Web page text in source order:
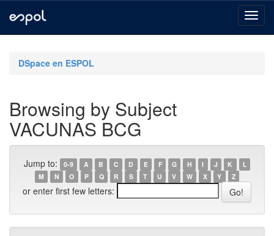
navigationDSpace en ESPOL
Browsing by Subject
VACUNAS BCG
Jump to: 0-9 A B C D E F G H I J K
L
M
N O P Q R S T U V W X Y Z
or enter first few letters: